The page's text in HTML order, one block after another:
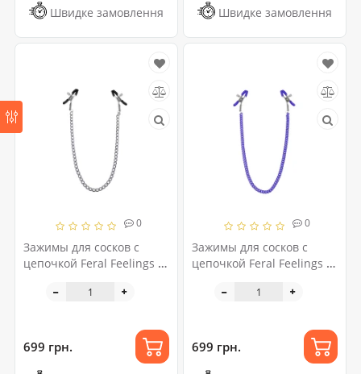
Швидке замовлення Швидке замовлення
0
Зажимы для сосков с
цепочкой Feral Feelings -
серебро/черный
699 грн.
0
Зажимы для сосков с
цепочкой Feral Feelings -
фиолетовый
699 грн.